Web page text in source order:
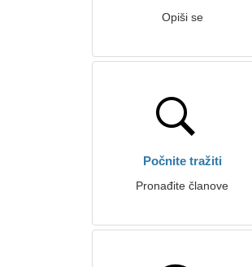
Opiši se
Počnite tražiti
Pronađite članove